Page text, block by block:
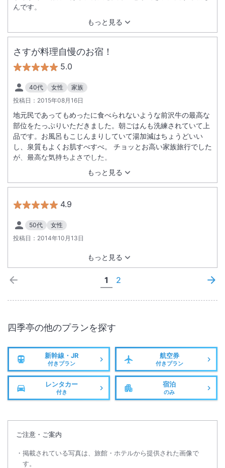
もっと見る
んです。
さすが料理自慢のお宿！
5.0
40代 女性
家族
投稿日： 2015年08月16日
もっと見る
地元民であってもめったに食べられないような前沢牛の最高な
部位をたっぷりいただきました。朝ごはんも洗練されていて上
品です。お風呂もこじんまりしていて湯加減はちょうどいい
し、泉質もよくお肌すべすべ。 チョッとお高い家族旅行でした
が、最高な気持ちよさでした。
4.9
50代
女性
投稿日： 2014年10月13日
もっと見る
1 2
四季亭の他のプランを探す
新幹線・JR
付きプラン
航空券
付きプラン
レンタカー
付き
宿泊
のみ
ご注意・ご案内
掲載されている写真は、旅館・ホテルから提供された画像で
す。